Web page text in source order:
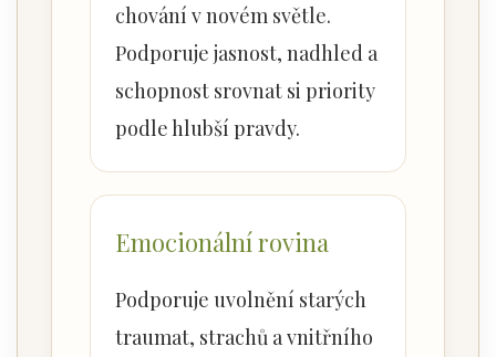
chování v novém světle.
Podporuje jasnost, nadhled a
schopnost srovnat si priority
podle hlubší pravdy.
Emocionální rovina
Podporuje uvolnění starých
traumat, strachů a vnitřního